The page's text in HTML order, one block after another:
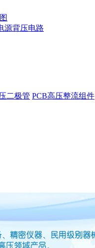
源背压电路
二极管 PCB高压整流组件